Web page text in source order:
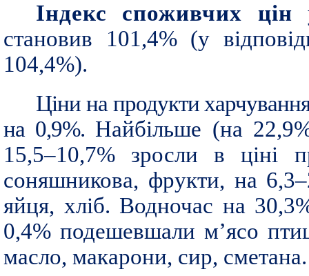
Індекс споживчих цін
становив 101,4% (у
104,4%).
Ціни на продукти
на 0,9%. Найбільше (на
15,5–10,7% зросли в ціні
соняшникова, фрукти, на
яйця, хліб. Водночас на
0,4% подешевшали м’ясо
масло, макарони, сир, сметана.